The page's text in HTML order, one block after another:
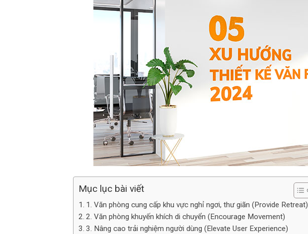
Mục lục bài viết
1. Văn phòng cung cấp khu vực nghỉ ngơi, thư giãn (Provide Retreat)
2. Văn phòng khuyến khích di chuyển (Encourage Movement)
3. Nâng cao trải nghiệm người dùng (Elevate User Experience)